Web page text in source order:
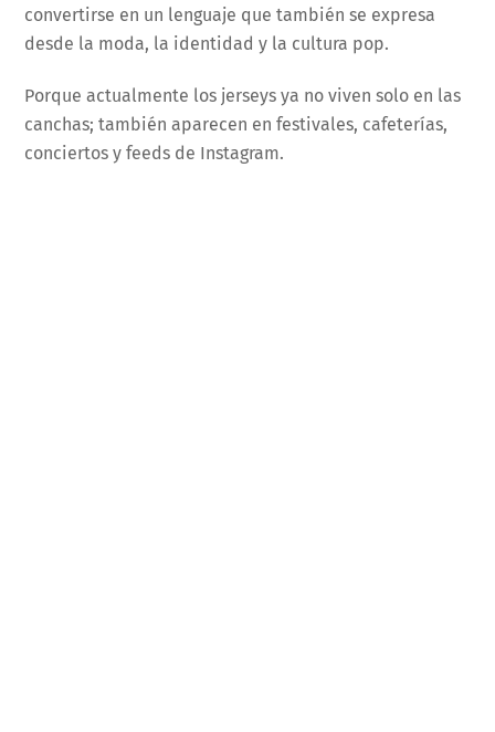
convertirse en un lenguaje que también se expresa
desde la moda, la identidad y la cultura pop.
Porque actualmente los jerseys ya no viven solo en las
canchas; también aparecen en festivales, cafeterías,
conciertos y feeds de Instagram.